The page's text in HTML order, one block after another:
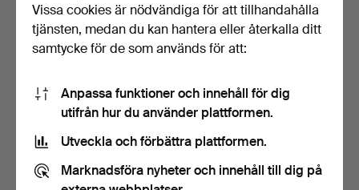
A C Lamb, "Dundee Its
Quaint and Historic …
4 bud
59 USD
J.R.R TOLKIEN. BILBO en
hobbits äventyr, s…
14 bud
532 USD
Vissa cookies är nödvändiga för att tillhandahålla
tjänsten, medan du kan hantera eller återkalla ditt
samtycke för de som används för att:
Anpassa funktioner och innehåll för dig
utifrån hur du använder plattformen.
Utveckla och förbättra plattformen.
Marknadsföra nyheter och innehåll till dig på